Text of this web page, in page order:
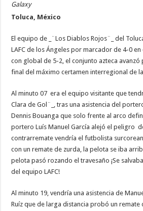
Galaxy
Toluca, México
El equipo de _¨Los Diablos Rojos¨_ del
LAFC de los Ángeles por marcador de 4-0
con global de 5-2, el conjunto azteca avanzó
final del máximo certamen interregional de la
Al minuto 07 era el equipo visitante que
Clara de Gol¨_, tras una asistencia del
Dennis Bouanga que solo frente al arco
portero Luís Manuel García alejó el peligro
contrarremate vendría el futbolista
con un remate de zurda, la pelota se iba
pelota pasó rozando el travesaño ¡Se
del equipo LAFC!
Al minuto 19, vendría una asistencia de
Ruíz que de larga distancia probó un remate